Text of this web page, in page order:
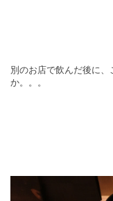
別のお店で飲んだ後に
か。。。